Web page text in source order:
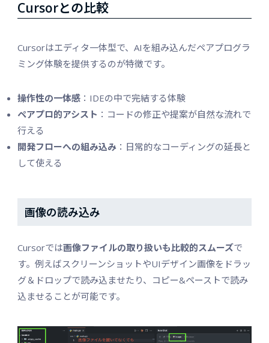
Cursorとの比較
Cursorはエディタ一体型で、AIを組み込んだペアプログラ
ミング体験を提供するのが特徴です。
操作性の一体感：IDEの中で完結する体験
ペアプロ的アシスト ：コードの修正や提案が自然な流れで
行える
開発フローへの組み込み：日常的なコーディングの延長と
して使える
画像の読み込み
Cursorでは画像ファイルの取り扱いも比較的スムーズで
す。例えばスクリーンショットやUIデザイン画像をドラッ
グ＆ドロップで読み込ませたり、コピー&ペーストで読み
込ませることが可能です。